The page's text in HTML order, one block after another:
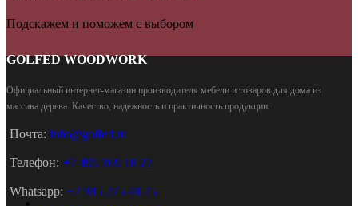
Подскажем и поможем с выбором
GOLFED WOODWORK
Официальный интернет-магазин производителя мебели и товаров для дома из
массива дерева Качество, надежность и практичность продукции.
Почта: info@golfed.ru
Телефон: +7 495 369 18 27
Whatsapp: +7 985 275 48 75